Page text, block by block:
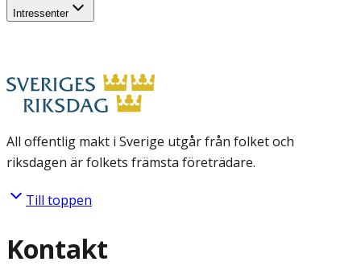
Intressenter
All offentlig makt i Sverige utgår från folket och
riksdagen är folkets främsta företrädare.
Till toppen
Kontakt